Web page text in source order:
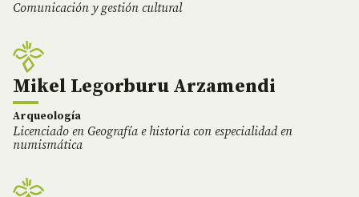
Comunicación y gestión cultural
Mikel Legorburu Arzamendi
Arqueología
Licenciado en Geografía e historia con especialidad en
numismática